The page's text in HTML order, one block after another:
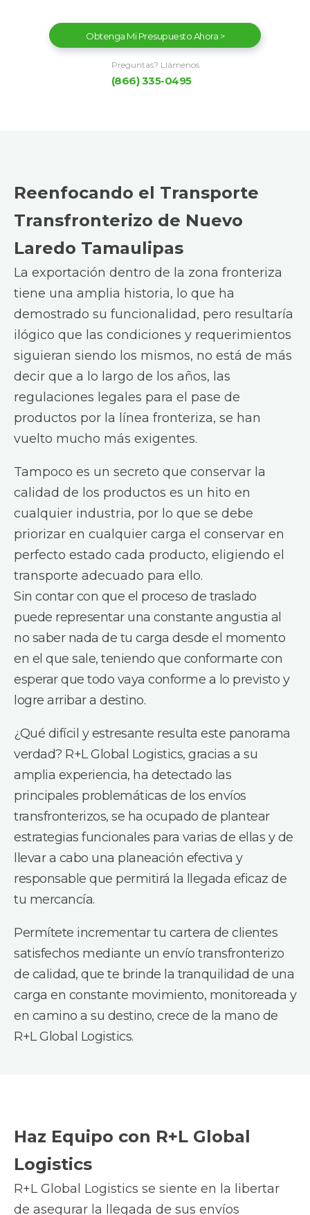
Obtenga Mi Presupuesto Ahora >
Preguntas? Llámenos
(866) 335-0495
Reenfocando el Transporte
Transfronterizo de Nuevo
Laredo Tamaulipas
La exportación dentro de la zona fronteriza
tiene una amplia historia, lo que ha
demostrado su funcionalidad, pero resultaría
ilógico que las condiciones y requerimientos
siguieran siendo los mismos, no está de más
decir que a lo largo de los años, las
regulaciones legales para el pase de
productos por la línea fronteriza, se han
vuelto mucho más exigentes.
Tampoco es un secreto que conservar la
calidad de los productos es un hito en
cualquier industria, por lo que se debe
priorizar en cualquier carga el conservar en
perfecto estado cada producto, eligiendo el
transporte adecuado para ello.
Sin contar con que el proceso de traslado
puede representar una constante angustia al
no saber nada de tu carga desde el momento
en el que sale, teniendo que conformarte con
esperar que todo vaya conforme a lo previsto y
logre arribar a destino.
¿Qué difícil y estresante resulta este panorama
verdad? R+L Global Logistics, gracias a su
amplia experiencia, ha detectado las
principales problemáticas de los envíos
transfronterizos, se ha ocupado de plantear
estrategias funcionales para varias de ellas y de
llevar a cabo una planeación efectiva y
responsable que permitirá la llegada eficaz de
tu mercancía.
Permítete incrementar tu cartera de clientes
satisfechos mediante un envío transfronterizo
de calidad, que te brinde la tranquilidad de una
carga en constante movimiento, monitoreada y
en camino a su destino, crece de la mano de
R+L Global Logistics.
Haz Equipo con R+L Global
Logistics
R+L Global Logistics se siente en la libertar
de asegurar la llegada de sus envíos